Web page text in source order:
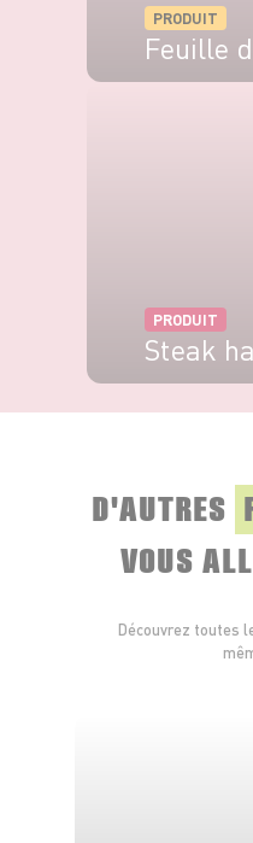
PRODUIT
Feuille
PRODUIT
Steak
D'AUTRES
VOUS
Découvrez toutes